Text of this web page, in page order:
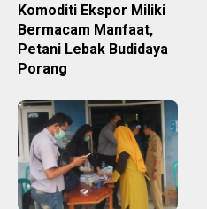
Komoditi Ekspor Miliki
Bermacam Manfaat,
Petani Lebak Budidaya
Porang